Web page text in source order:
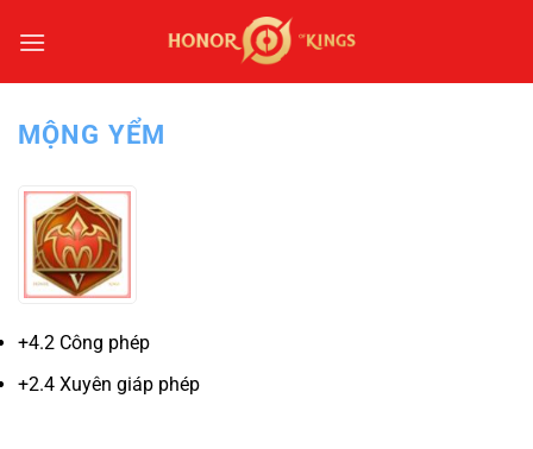
qua
MỘNG YỂM
+4.2 Công phép
+2.4 Xuyên giáp phép